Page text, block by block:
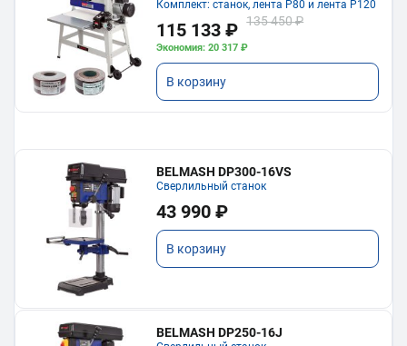
Комплект: станок, лента P80 и лента P120
115 133 ₽ 135 450 ₽
Экономия: 20 317 ₽
В корзину
BELMASH DP300-16VS
Сверлильный станок
43 990 ₽
В корзину
BELMASH DP250-16J